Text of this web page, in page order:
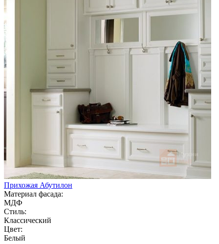
Прихожая Абутилон
Материал фасада:
МДФ
Стиль:
Классический
Цвет:
Белый